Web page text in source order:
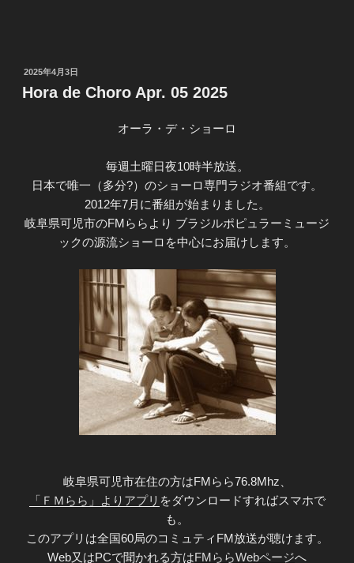
投
稿
日:
2025年4月3日
Hora de Choro Apr. 05 2025
オーラ・デ・ショーロ
毎週土曜日夜10時半放送。
日本で唯一（多分?）のショーロ専門ラジオ番組です。
2012年7月に番組が始まりました。
岐阜県可児市のFMららより ブラジルポピュラーミュージ
ックの源流ショーロを中心にお届けします。
岐阜県可児市在住の方はFMらら76.8Mhz、
「ＦＭらら」よりアプリ をダウンロードすればスマホで
も。
このアプリは全国60局のコミュティFM放送が聴けます。
Web又はPCで聞かれる方はFMららWebページへ